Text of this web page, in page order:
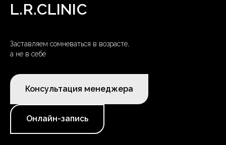
L.R.CLINIC
Заставляем сомневаться в возрасте,
а не в себе
Консультация менеджера
Онлайн-запись